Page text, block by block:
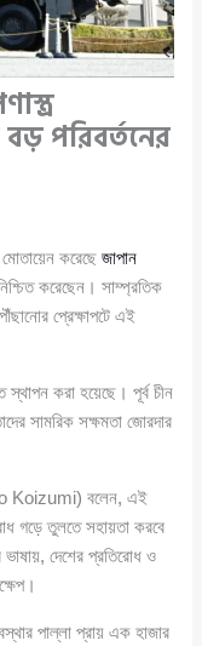
পরিবর্তনের
মোতায়েন করেছেজাপান
করেছেন। সাম্প্রতিক
প্রেক্ষাপটে এই
স্থাপন করা হয়েছে। পূর্ব চীন
সামরিক সক্ষমতা জোরদার
Koizumi) বলেন, এই
গড়ে তুলতে সহায়তা করবে
ভাষায়, দেশের প্রতিরোধ ও
পাল্লা প্রায় এক হাজার